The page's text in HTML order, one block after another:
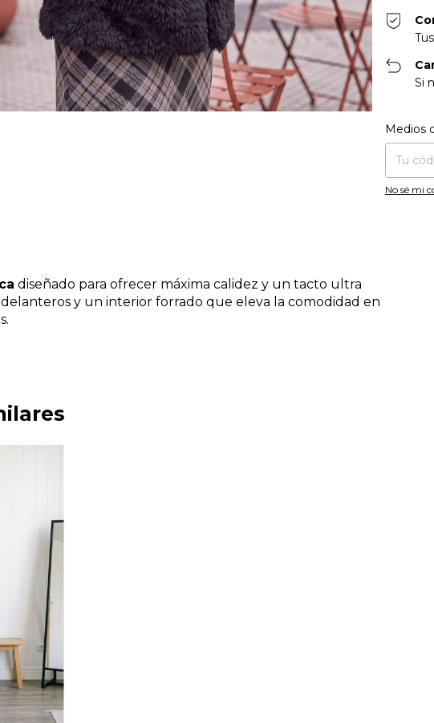
Si
Entregas
Medios
No sé mi
diseñado para ofrecer máxima calidez y un tacto ultra
y un interior forrado que eleva la comodidad en